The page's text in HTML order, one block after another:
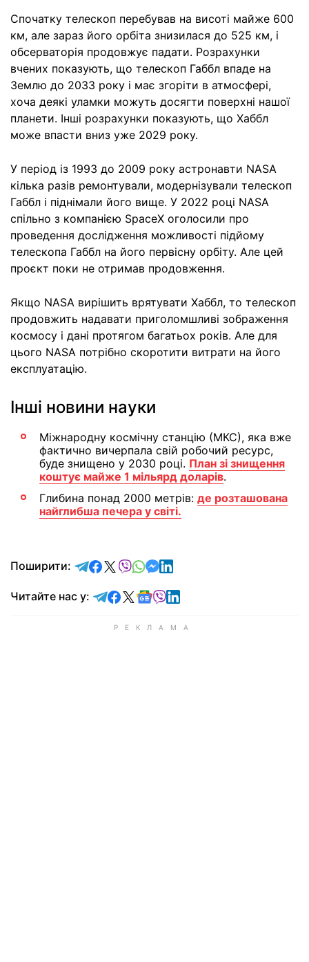
Спочатку телескоп перебував на висоті майже 600
км, але зараз його орбіта знизилася до 525 км, і
обсерваторія продовжує падати. Розрахунки
вчених показують, що телескоп Габбл впаде на
Землю до 2033 року і має згоріти в атмосфері,
хоча деякі уламки можуть досягти поверхні нашої
планети. Інші розрахунки показують, що Хаббл
може впасти вниз уже 2029 року.
У період із 1993 до 2009 року астронавти NASA
кілька разів ремонтували, модернізували телескоп
Габбл і піднімали його вище. У 2022 році NASA
спільно з компанією SpaceX оголосили про
проведення дослідження можливості підйому
телескопа Габбл на його первісну орбіту. Але цей
проєкт поки не отримав продовження.
Якщо NASA вирішить врятувати Хаббл, то телескоп
продовжить надавати приголомшливі зображення
космосу і дані протягом багатьох років. Але для
цього NASA потрібно скоротити витрати на його
експлуатацію.
Інші новини науки
Міжнародну космічну станцію (МКС), яка вже
фактично вичерпала свій робочий ресурс,
буде знищено у 2030 році. План зі знищення
коштує майже 1 мільярд доларів.
Глибина понад 2000 метрів: де розташована
найглибша печера у світі.
Поширити: відправити у Telegram
поділитись у Facebook
поділитись у X
відправити у Viber
відправити у Whatsapp
відправити у Messenger
відправити у LinkedIn
Читайте нас у: Читайте у Telegram
Читайте у Facebook
Читайте у X
Читайте у Google news
Читайте у Viber
Читайте у LinkedIn